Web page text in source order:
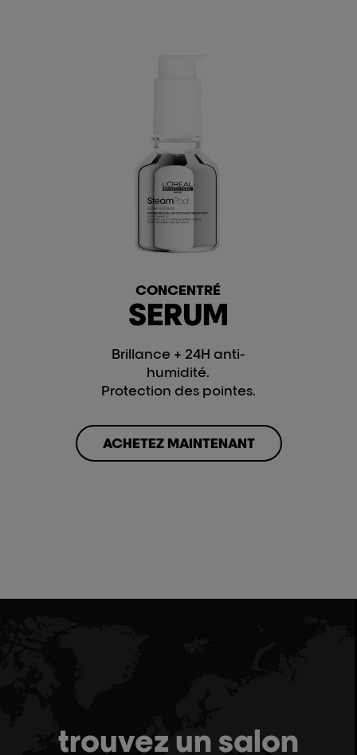
CONCENTRÉ
SERUM
Brillance + 24H anti-
humidité.
Protection des pointes.
ACHETEZ MAINTENANT
trouvez un salon